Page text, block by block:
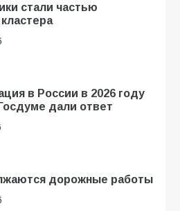
стали частью
в России в 2026 году
дали ответ
дорожные работы